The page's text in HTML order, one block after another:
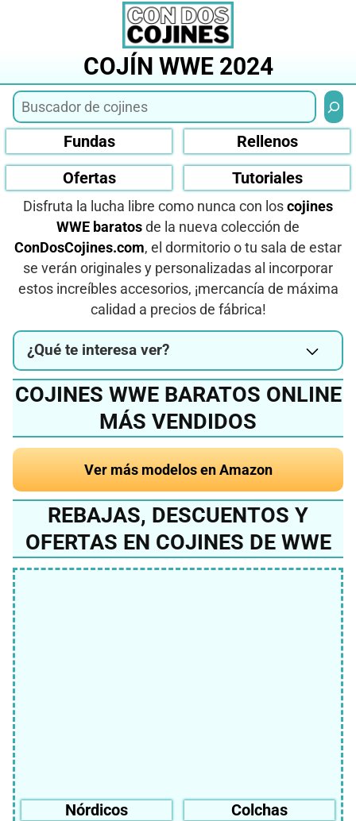
COJÍN WWE 2024
Fundas
Rellenos
Ofertas
Tutoriales
Disfruta la lucha libre como nunca con los cojines
WWE baratos de la nueva colección de
ConDosCojines.com, el dormitorio o tu sala de estar
se verán originales y personalizadas al incorporar
estos increíbles accesorios, ¡mercancía de máxima
calidad a precios de fábrica!
¿Qué te interesa ver?
COJINES WWE BARATOS ONLINE
MÁS VENDIDOS
Ver más modelos en Amazon
REBAJAS, DESCUENTOS Y
OFERTAS EN COJINES DE WWE
Nórdicos
Colchas